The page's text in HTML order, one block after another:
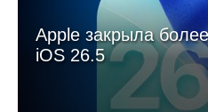
Apple закрыла
iOS 26.5